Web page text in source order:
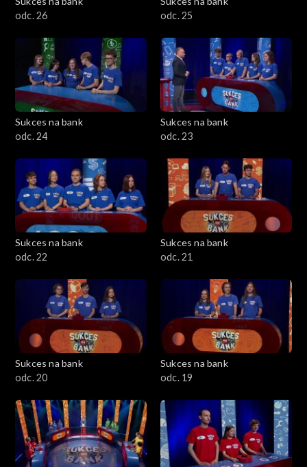
odc. 26
odc. 25
Sukces na bank
odc. 24
Sukces na bank
odc. 23
Sukces na bank
odc. 22
Sukces na bank
odc. 21
Sukces na bank
odc. 20
Sukces na bank
odc. 19